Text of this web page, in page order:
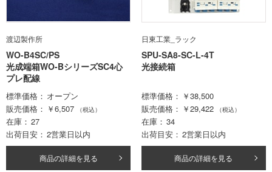
渡辺製作所
WO-B4SC/PS
光成端箱WO-BシリーズSC4心
プレ配線
標準価格
オープン
販売価格
￥6,507 （税込）
在庫
27
出荷目安
2営業日以内
商品の詳細を見る
日東工業_ラック
SPU-SA8-SC-L-4T
光接続箱
標準価格
￥38,500
販売価格
￥29,422 （税込）
在庫
34
出荷目安
2営業日以内
商品の詳細を見る